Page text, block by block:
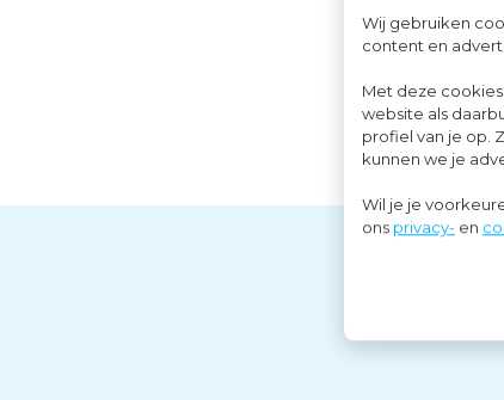
Wij gebruiken
content en
Met deze
website als
profiel van je op.
kunnen we je
Wil je je
ons privacy- en